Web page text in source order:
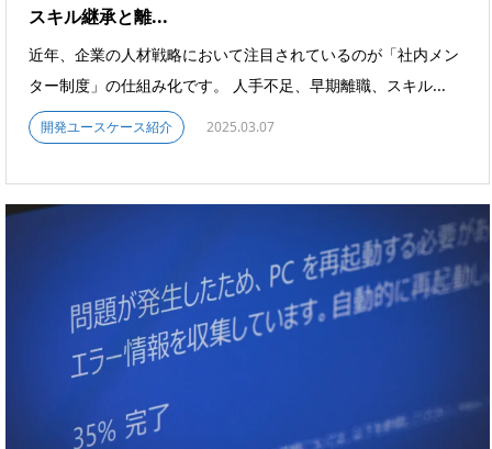
スキル継承と離...
近年、企業の人材戦略において注目されているのが「社内メン
ター制度」の仕組み化です。 人手不足、早期離職、スキル...
開発ユースケース紹介 2025.03.07